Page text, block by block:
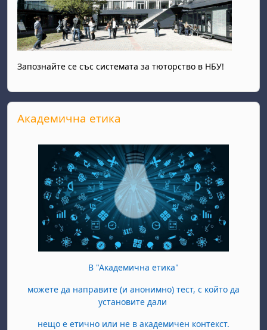
Запознайте се със системата за тюторство в НБУ!
Прескочи Академична етика
Академична етика
В "Академична етика"
можете да направите (и анонимно) тест, с който да
установите дали
нещо е етично или не в академичен контекст.